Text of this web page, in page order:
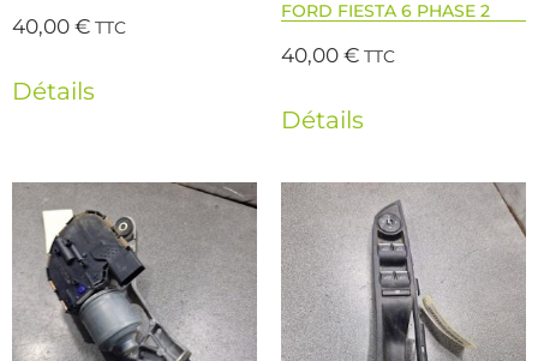
40,00€ TTC
Détails
FORD FIESTA 6 PHASE 2
40,00€ TTC
Détails